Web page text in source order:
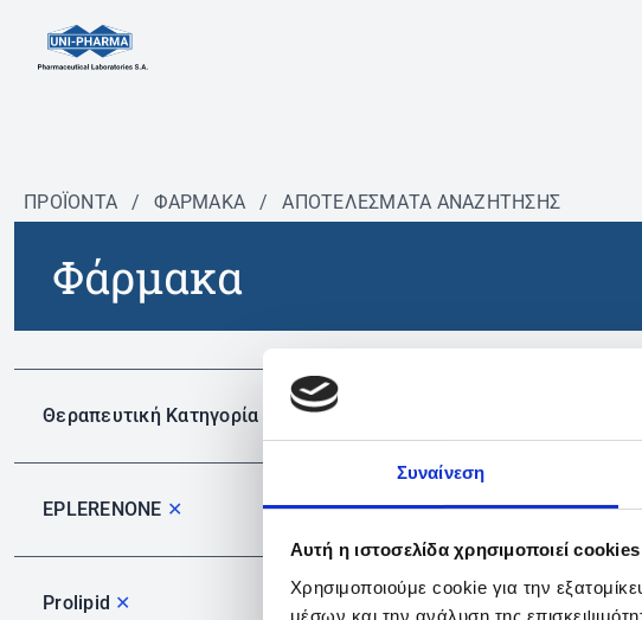
Συναίνεση
Αυτή η ιστοσελίδα χρησιμοποιεί cookies
Χρησιμοποιούμε cookie για την
μέσων και την ανάλυση της
ΠΡΟΪΟΝΤΑ / ΦΆΡΜΑΚΑ / ΑΠΟΤΕΛΕΣΜΑΤΑ ΑΝΑΖΗΤΗΣΗΣ
Φάρμακα
Θεραπευτική Κατηγορία
EPLERENONE ✕
Prolipid ✕
Δεν